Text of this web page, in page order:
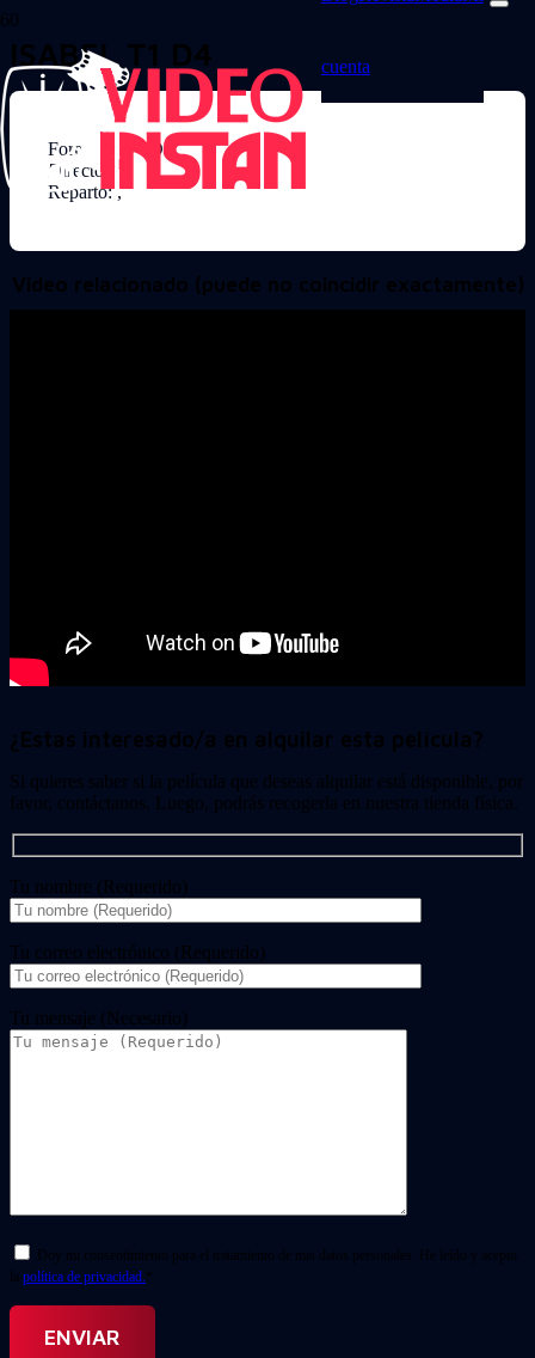
cuenta
ISABEL T1 D4
Formato: DVD
Director:
Reparto: ,
Video relacionado (puede no coincidir exactamente)
¿Estas interesado/a en alquilar esta película?
Si quieres saber si la película que deseas alquilar está disponible, por
favor, contáctanos. Luego, podrás recogerla en nuestra tienda física.
Tu nombre (Requerido)
Tu correo electrónico (Requerido)
Tu mensaje (Necesario)
Doy mi consentimiento para el tratamiento de mis datos personales. He leído y acepto
la política de privacidad. *